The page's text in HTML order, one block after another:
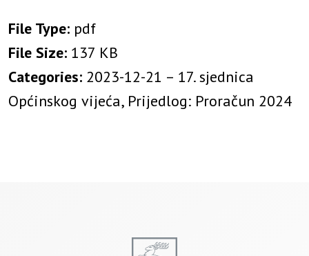
File Type: pdf
File Size: 137 KB
Categories: 2023-12-21 – 17. sjednica
Općinskog vijeća, Prijedlog: Proračun 2024